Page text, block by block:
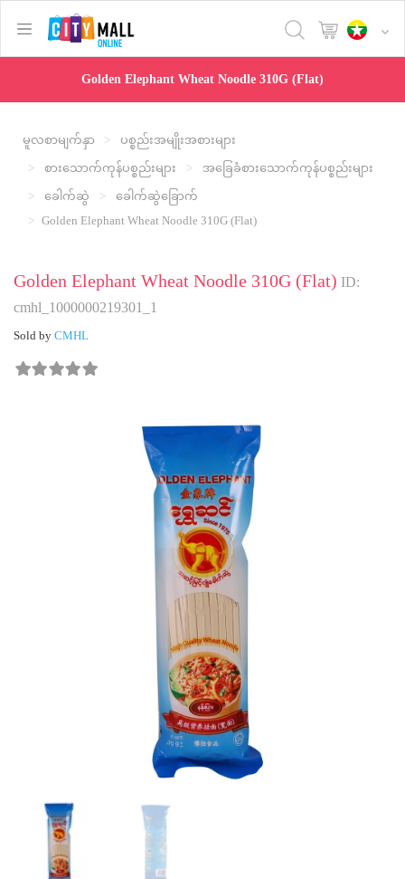
text.skipToContent
text.skipToNavigation
Golden Elephant Wheat Noodle 310G (Flat)
မူလစာမျက်နှာ
ပစ္စည်းအမျိုးအစားများ
စားသောက်ကုန်ပစ္စည်းများ
အခြေခံစားသောက်ကုန်ပစ္စည်းများ
ခေါက်ဆွဲ
ခေါက်ဆွဲခြောက်
Golden Elephant Wheat Noodle 310G (Flat)
Golden Elephant Wheat Noodle 310G (Flat)ID:
cmhl_1000000219301_1
Sold byCMHL